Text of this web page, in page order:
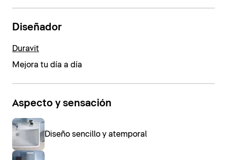
Diseñador
Duravit
Mejora tu día a día
Aspecto y sensación
Diseño sencillo y atemporal